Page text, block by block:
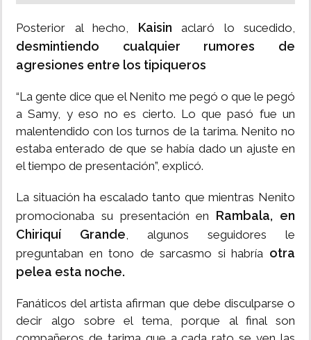
Posterior al hecho, Kaisin aclaró lo sucedido,
desmintiendo cualquier rumores de
agresiones entre los tipiqueros
“La gente dice que el Nenito me pegó o que le pegó
a Samy, y eso no es cierto. Lo que pasó fue un
malentendido con los turnos de la tarima. Nenito no
estaba enterado de que se había dado un ajuste en
el tiempo de presentación”, explicó.
La situación ha escalado tanto que mientras Nenito
promocionaba su presentación en Rambala, en
Chiriquí Grande, algunos seguidores le
preguntaban en tono de sarcasmo si habría otra
pelea esta noche.
Fanáticos del artista afirman que debe disculparse o
decir algo sobre el tema, porque al final son